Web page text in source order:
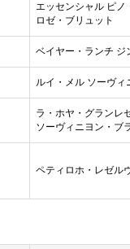
エッセンシャル ピノ
ロゼ・ブリュット
ベイヤー・ランチ ジ
ルイ・メル ソーヴィ
ラ・ホヤ・グランレ
ソーヴィニヨン・ブ
ペティロホ・レゼル